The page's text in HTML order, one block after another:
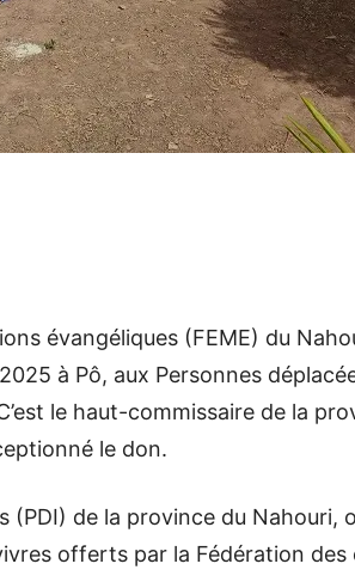
évangéliques (FEME) du
à Pô, aux Personnes
le haut-commissaire de la
le don.
(PDI) de la province du Nahouri,
offerts par la Fédération des